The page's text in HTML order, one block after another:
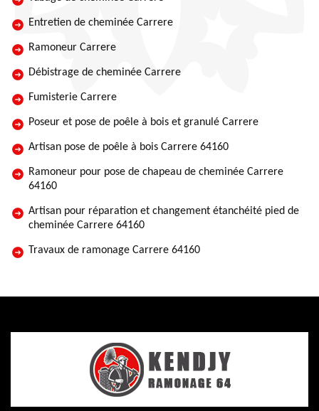
Entretien de cheminée Carrere
Ramoneur Carrere
Débistrage de cheminée Carrere
Fumisterie Carrere
Poseur et pose de poêle à bois et granulé Carrere
Artisan pose de poêle à bois Carrere 64160
Ramoneur pour pose de chapeau de cheminée Carrere
64160
Artisan pour réparation et changement étanchéité pied de
cheminée Carrere 64160
Travaux de ramonage Carrere 64160